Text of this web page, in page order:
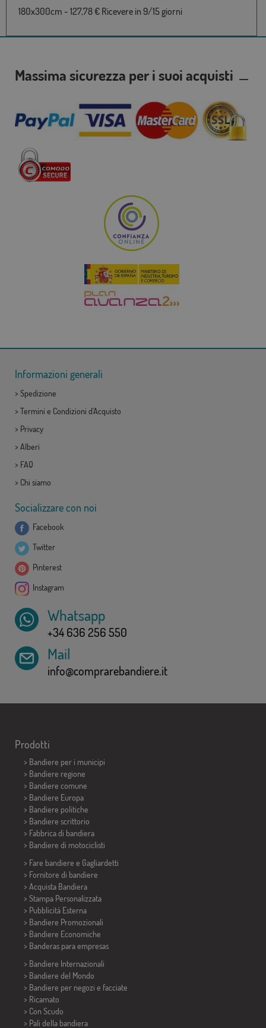
180x300cm - 127,78 € Ricevere in 9/15 giorni
Massima sicurezza per i suoi acquisti
Informazioni generali
> Spedizione
> Termini e Condizioni d'Acquisto
> Privacy
> Alberi
> FAQ
> Chi siamo
Socializzare con noi
Facebook
Twitter
Pinterest
Instagram
Whatsapp
+34 636 256 550
Mail
info@comprarebandiere.it
Prodotti
> Bandiere per i municipi
> Bandiere regione
> Bandiere comune
> Bandiere Europa
> Bandiere politiche
> Bandiere scrittorio
> Fabbrica di bandiera
> Bandiere di motociclisti
> Fare bandiere e Gagliardetti
> Fornitore di bandiere
> Acquista Bandiera
> Stampa Personalizzata
> Pubblicità Esterna
> Bandiere Promozionali
> Bandiere Economiche
> Banderas para empresas
> Bandiere Internazionali
> Bandiere del Mondo
> Bandiere per negozi e facciate
> Ricamato
> Con Scudo
> Pali della bandiera